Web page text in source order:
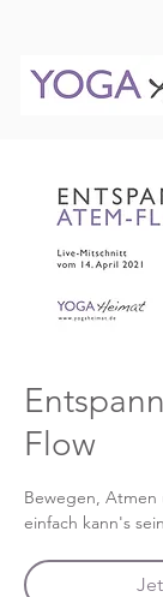
Flow
Bewegen,
einfach kann's